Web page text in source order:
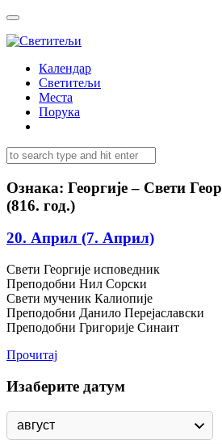
Календар
Светитељи
Места
Порука
Ознака: Георгије – Свети
(816. год.)
20. Април (7. Април)
Свети Георгије исповедник
Преподобни Нил Сорски
Свети мученик Калиопије
Преподобни Данило Перејаславски
Преподобни Григорије Синаит
Прочитај
Изаберите датум